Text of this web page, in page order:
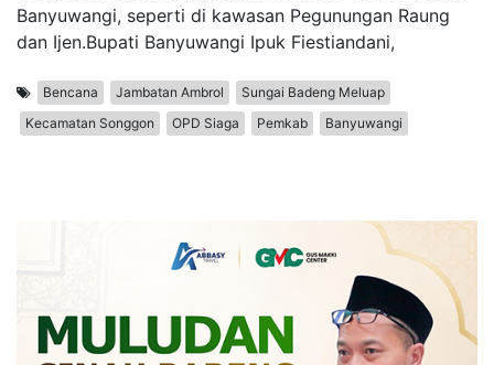
Banyuwangi, seperti di kawasan Pegunungan Raung
dan Ijen.Bupati Banyuwangi Ipuk Fiestiandani,
Bencana Jambatan Ambrol
Sungai Badeng Meluap
Kecamatan Songgon
OPD Siaga Pemkab Banyuwangi